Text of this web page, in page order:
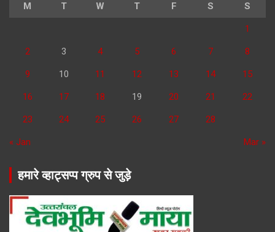
M T W T F S S
1
2 3 4 5 6 7 8
9 10 11 12 13 14 15
16 17 18 19 20 21 22
23 24 25 26 27 28
« Jan Mar »
हमारे व्हाट्सप्प ग्रुप से जुड़े